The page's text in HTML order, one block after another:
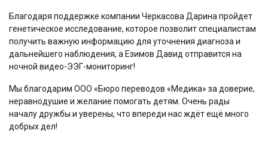
Благодаря поддержке компании Черкасова Дарина пройдет
генетическое исследование, которое позволит специалистам
получить важную информацию для уточнения диагноза и
дальнейшего наблюдения, а Езимов Давид отправится на
ночной видео-ЭЭГ-мониторинг!
Мы благодарим ООО «Бюро переводов «Медика» за доверие,
неравнодушие и желание помогать детям. Очень рады
началу дружбы и уверены, что впереди нас ждёт ещё много
добрых дел!